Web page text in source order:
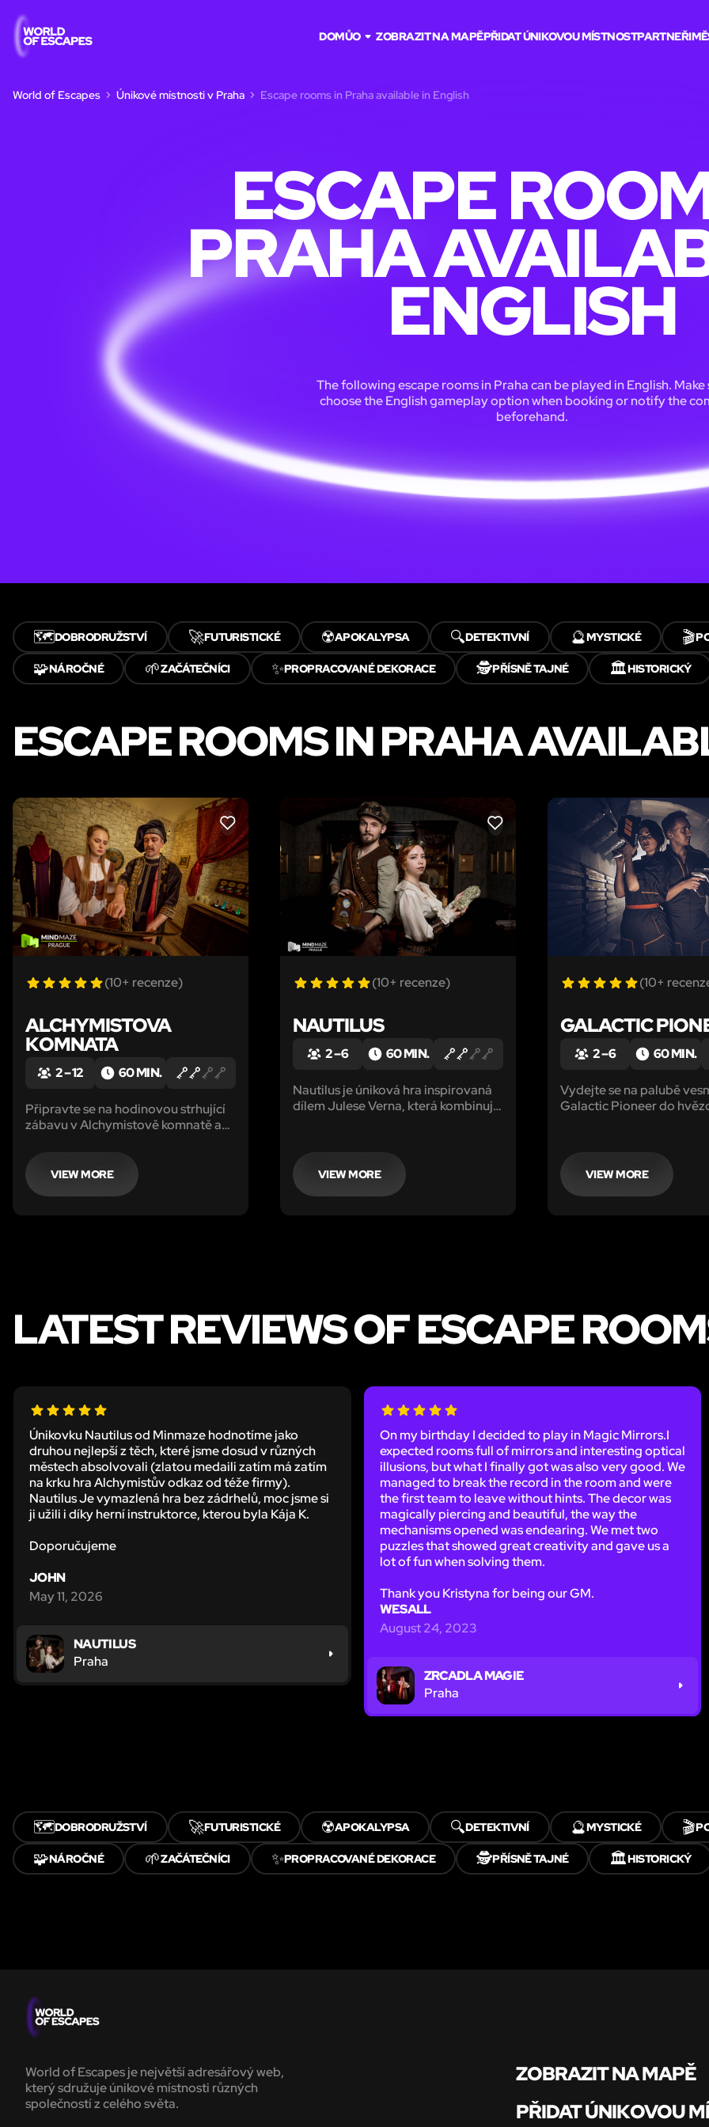
DOMŮO ZOBRAZIT NA MAPĚPŘIDAT ÚNIKOVOU MÍSTNOSTPARTNEŘI
World of Escapes Únikové místnosti v Praha Escape rooms in Praha available in English
ESCAPE
PRAHA
ENGLISH
The following escape rooms in Praha can be played in English. Make
choose the English gameplay option when booking or notify the
beforehand.
🗺️DOBRODRUŽSTVÍ 🚀FUTURISTICKÉ ☢️APOKALYPSA 🔍DETEKTIVNÍ 🔮MYSTICKÉ 🎬
🧩NÁROČNÉ 🌱ZAČÁTEČNÍCI ✨PROPRACOVANÉ DEKORACE 🕵️PŘÍSNĚ TAJNÉ 🏛️HISTORICKÝ
ESCAPE ROOMS IN PRAHA
LIKE
(10+ recenze)
ALCHYMISTOVA
KOMNATA
2 – 12 60 MIN.
Připravte se na hodinovou strhující
zábavu v Alchymistově komnatě a
VIEW MORE
LIKE
(10+ recenze)
NAUTILUS
2 – 6 60 MIN.
Nautilus je úniková hra inspirovaná
dílem Julese Verna, která kombinuje
VIEW MORE
(10+
GALACTIC
2 – 6 60 MIN.
Vydejte se na palubě
Galactic Pioneer do
cestou se stalo cosi
nepředvídatelného a nyní
výprava v ohrožení!
VIEW MORE
LATEST REVIEWS OF ESCAPE
Únikovku Nautilus od Minmaze hodnotíme jako
druhou nejlepší z těch, které jsme dosud v různých
městech absolvovali (zlatou medaili zatím má zatím
na krku hra Alchymistův odkaz od téže firmy).
Nautilus Je vymazlená hra bez zádrhelů, moc jsme si
ji užili i díky herní instruktorce, kterou byla Kája K.
Doporučujeme
JOHN
May 11, 2026
NAUTILUS
Praha
On my birthday I decided to play in Magic Mirrors.I
expected rooms full of mirrors and interesting optical
illusions, but what I finally got was also very good. We
managed to break the record in the room and were
the first team to leave without hints. The decor was
magically piercing and beautiful, the way the
mechanisms opened was endearing. We met two
puzzles that showed great creativity and gave us a
lot of fun when solving them.
Thank you Kristyna for being our GM.
WESALL
August 24, 2023
ZRCADLA MAGIE
Praha
🗺️DOBRODRUŽSTVÍ 🚀FUTURISTICKÉ ☢️APOKALYPSA 🔍DETEKTIVNÍ 🔮MYSTICKÉ 🎬
🧩NÁROČNÉ 🌱ZAČÁTEČNÍCI ✨PROPRACOVANÉ DEKORACE 🕵️PŘÍSNĚ TAJNÉ 🏛️HISTORICKÝ
World of Escapes je největší adresářový web,
který sdružuje únikové místnosti různých
společností z celého světa.
ZOBRAZIT NA MAPĚ
PŘIDAT ÚNIKOVOU